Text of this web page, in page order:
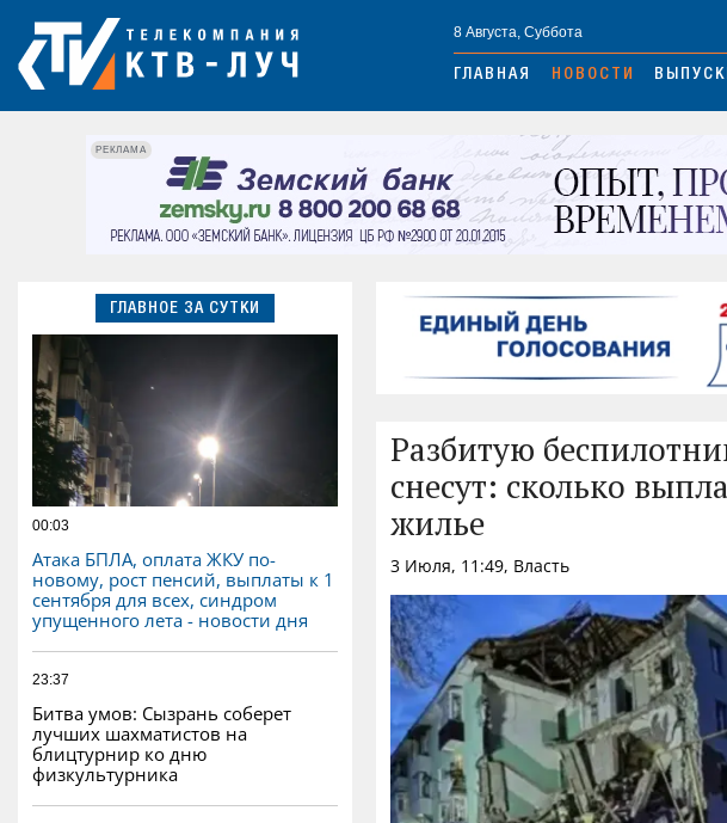
8 Августа, Суббота
ГЛАВНАЯ НОВОСТИ
РЕКЛАМА
ГЛАВНОЕ ЗА СУТКИ
00:03
Атака БПЛА, оплата ЖКУ по-
новому, рост пенсий, выплаты к 1
сентября для всех, синдром
упущенного лета - новости дня
23:37
Битва умов: Сызрань соберет
лучших шахматистов на
блицтурнир ко дню
физкультурника
Разбитую
снесут: сколько
жилье
3 Июля, 11:49, Власть